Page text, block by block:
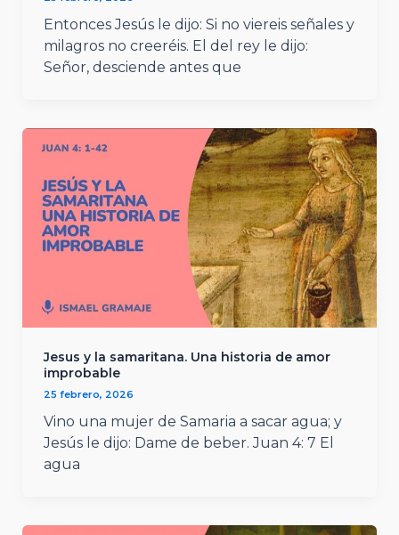
Entonces Jesús le dijo: Si no viereis señales y
milagros no creeréis. El del rey le dijo:
Señor, desciende antes que
Jesus y la samaritana. Una historia de amor
improbable
25 febrero, 2026
Vino una mujer de Samaria a sacar agua; y
Jesús le dijo: Dame de beber. Juan 4: 7 El
agua